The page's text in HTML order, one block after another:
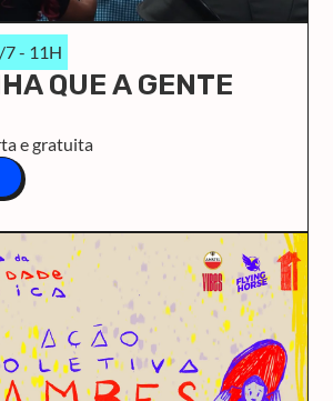
7 - 11H
QUE A GENTE
e gratuita